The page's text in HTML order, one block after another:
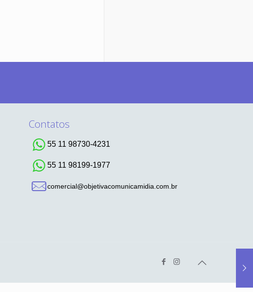
Contatos
55 11 98730-4231
55 11 98199-1977
comercial@objetivacomunicamidia.com.br